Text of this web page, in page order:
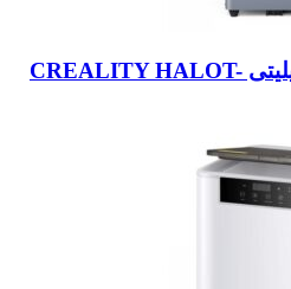
پرینتر سه بعدی رزینی کریلیتی CREALITY HALOT-